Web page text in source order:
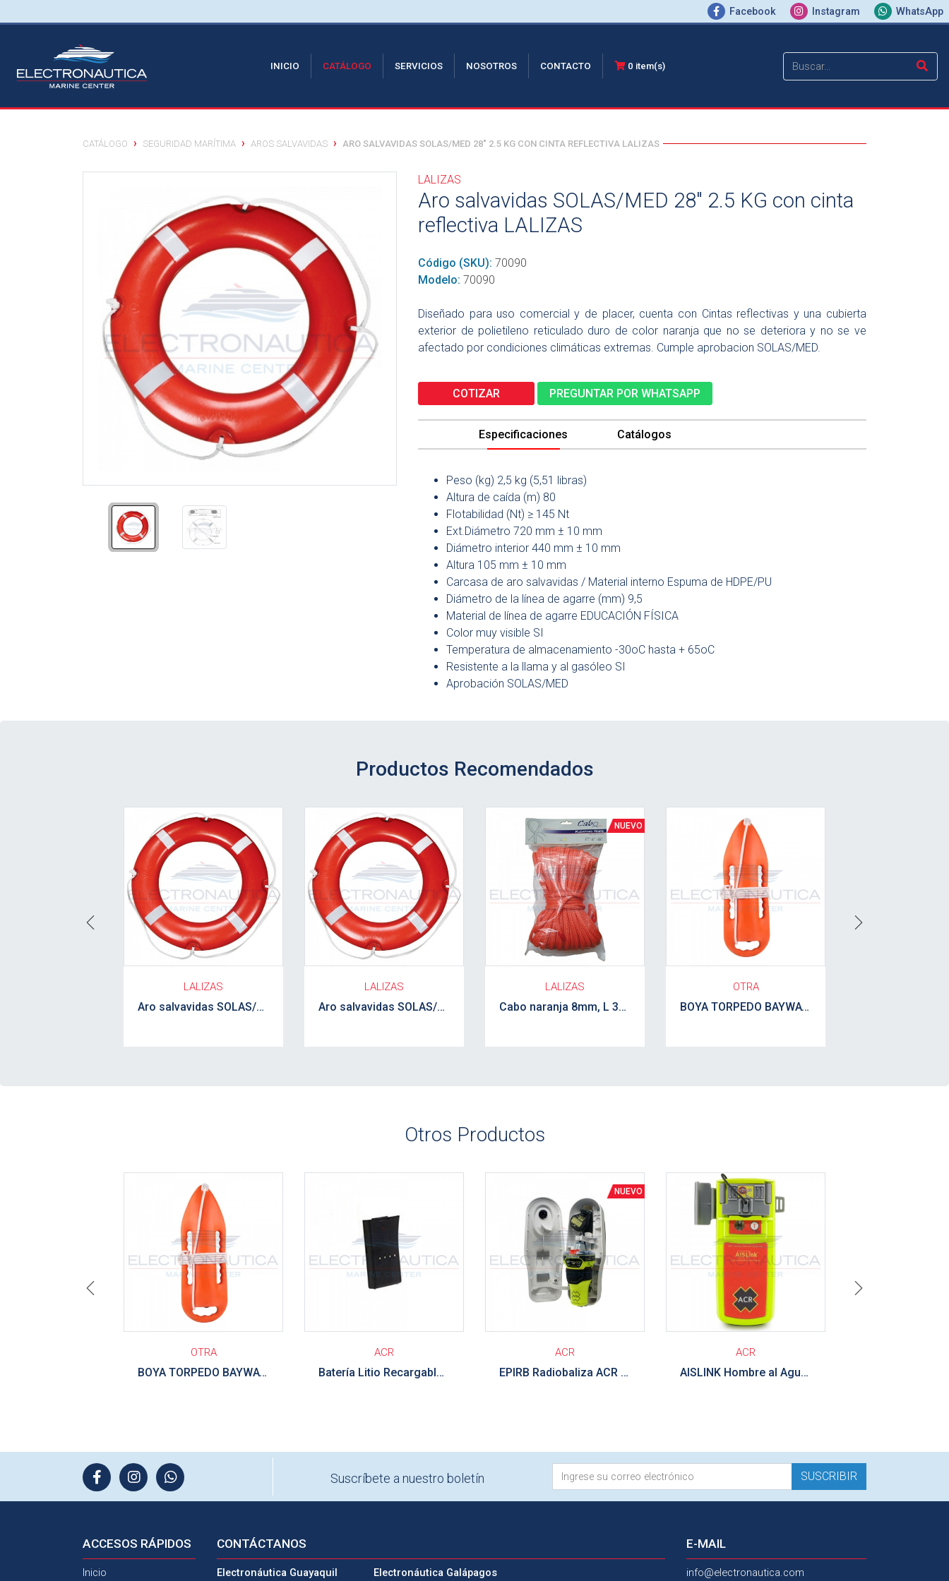
Facebook Instagram WhatsApp
INICIO (CURRENT)
CATÁLOGO SERVICIOS NOSOTROS CONTACTO 0 item(s)
CATÁLOGO SEGURIDAD MARÍTIMA AROS SALVAVIDAS ARO SALVAVIDAS SOLAS/MED 28" 2.5 KG CON CINTA REFLECTIVA LALIZAS
LALIZAS
Aro salvavidas SOLAS/MED 28" 2.5 KG con cinta
reflectiva LALIZAS
Código (SKU): 70090
Modelo: 70090
Diseñado para uso comercial y de placer, cuenta con Cintas reflectivas y una cubierta
exterior de polietileno reticulado duro de color naranja que no se deteriora y no se ve
afectado por condiciones climáticas extremas. Cumple aprobacion SOLAS/MED.
COTIZAR PREGUNTAR POR WHATSAPP
Especificaciones Catálogos
Peso (kg) 2,5 kg (5,51 libras)
Altura de caída (m) 80
Flotabilidad (Nt) ≥ 145 Nt
Ext.Diámetro 720 mm ± 10 mm
Diámetro interior 440 mm ± 10 mm
Altura 105 mm ± 10 mm
Carcasa de aro salvavidas / Material interno Espuma de HDPE/PU
Diámetro de la línea de agarre (mm) 9,5
Material de línea de agarre EDUCACIÓN FÍSICA
Color muy visible SI
Temperatura de almacenamiento -30oC hasta + 65oC
Resistente a la llama y al gasóleo SI
Aprobación SOLAS/MED
Productos Recomendados
LALIZAS
Aro salvavidas SOLAS/MED 28" 2.5 KG con cinta reflectiva LALIZAS
LALIZAS
Aro salvavidas SOLAS/MED 28" 4 kG con cinta reflectiva LALIZAS
LALIZAS
Cabo naranja 8mm, L 30m LALIZAS
OTRA
BOYA TORPEDO BAYWATCH NARANJA 1.5KG
Previous Next
Otros Productos
OTRA
BOYA TORPEDO BAYWATCH NARANJA 1.5KG
ACR
Batería Litio Recargable ACR para radios bidireccionales SR203
ACR
EPIRB Radiobaliza ACR GLOBALFIX V5 RLB-44 Cat 1 con GPS-RLS-AIS-NFC
Ver detalle
ACR
AISLINK Hombre al Agua ACR AISLINK
Previous Next
Suscríbete a nuestro boletín SUSCRIBIR
ACCESOS RÁPIDOS
Inicio
CONTÁCTANOS
Electronáutica Guayaquil Electronáutica Galápagos
E-MAIL
info@electronautica.com